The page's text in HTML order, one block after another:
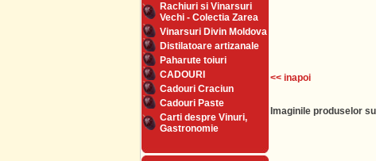
Rachiuri si Vinarsuri
Vechi - Colectia Zarea
Vinarsuri Divin Moldova
Distilatoare artizanale
Paharute toiuri
CADOURI
Cadouri Craciun
Cadouri Paste
Carti despre Vinuri,
Gastronomie
<< inapoi
Imaginile produselor